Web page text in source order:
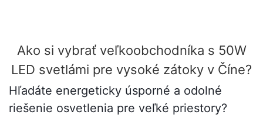
Ako si vybrať veľkoobchodníka s 50W
LED svetlámi pre vysoké zátoky v Číne?
Hľadáte energeticky úsporné a odolné
riešenie osvetlenia pre veľké priestory?